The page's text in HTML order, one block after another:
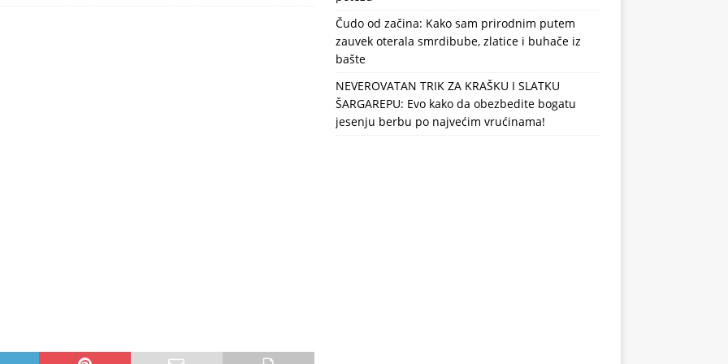
Čudo od začina: Kako sam prirodnim putem
zauvek oterala smrdibube, zlatice i buhače iz
bašte
NEVEROVATAN TRIK ZA KRAŠKU I SLATKU
ŠARGAREPU: Evo kako da obezbedite bogatu
jesenju berbu po najvećim vrućinama!